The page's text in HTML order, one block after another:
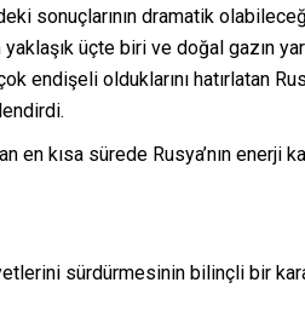
sonuçlarının dramatik
üçte biri ve doğal gazın
endişeli olduklarını hatırlatan
en kısa sürede Rusya’nın enerji
sürdürmesinin bilinçli bir